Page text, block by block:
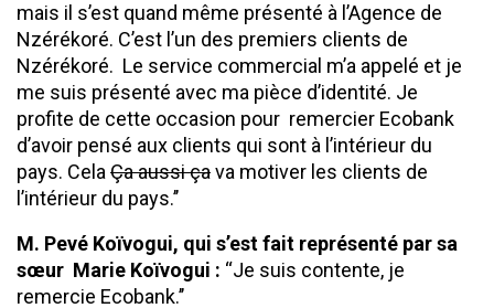
mais il s’est quand même présenté à l’Agence de
Nzérékoré. C’est l’un des premiers clients de
Nzérékoré. Le service commercial m’a appelé et je
me suis présenté avec ma pièce d’identité. Je
profite de cette occasion pour remercier Ecobank
d’avoir pensé aux clients qui sont à l’intérieur du
pays. Cela Ça aussi çava motiver les clients de
l’intérieur du pays.’’
M. Pevé Koïvogui, qui s’est fait représenté par sa
sœur Marie Koïvogui : ‘‘Je suis contente, je
remercie Ecobank.’’